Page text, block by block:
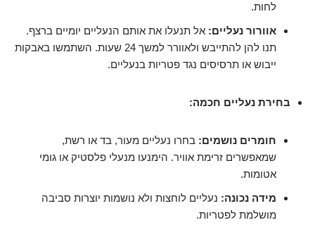
לחות.
אוורור נעליים: אל תנעלו את אותם הנעליים יומיים ברצף.
תנו להן להתייבש ולאוורר למשך 24 שעות. השתמשו באבקות
ייבוש או תרסיסים נגד פטריות בנעליים.
בחירת נעליים חכמה:
חומרים נושמים: בחרו נעליים מעור, בד או רשת,
שמאפשרים זרימת אוויר. הימנעו מנעלי פלסטיק או גומי
אטומות.
מידה נכונה: נעליים לוחצות ולא נושמות יוצרות סביבה
מושלמת לפטריות.